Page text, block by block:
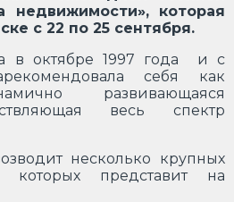
недвижимости», которая
с 22 по 25 сентября.
в октябре 1997 года и с
себя как
развивающаяся
весь спектр
несколько крупных
которых представит на